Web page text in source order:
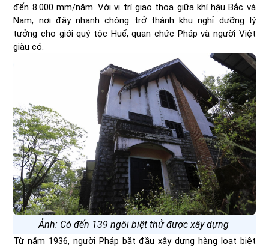
đến 8.000 mm/năm. Với vị trí giao thoa giữa khí hậu Bắc và
Nam, nơi đây nhanh chóng trở thành khu nghỉ dưỡng lý
tưởng cho giới quý tộc Huế, quan chức Pháp và người Việt
giàu có.
Ảnh: Có đến 139 ngôi biệt thử được xây dựng
Từ năm 1936, người Pháp bắt đầu xây dựng hàng loạt biệt